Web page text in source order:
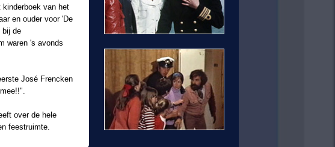
kinderboek van het
en ouder voor 'De
bij de
waren 's avonds
José Frencken
over de hele
feestruimte.